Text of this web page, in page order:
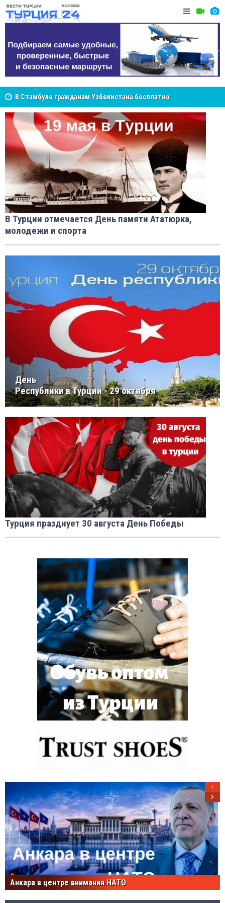
В Стамбуле гражданам Узбекистана бесплатно
NCS Jeans: турецкий бренд, покоривший сердца
покупателей Центральной Азии
В Турции отмечается День памяти Ататюрка,
молодежи и спорта
День
Республики в Турции - 29 октября
Турция празднует 30 августа День Победы
Анкара в центре внимания НАТО